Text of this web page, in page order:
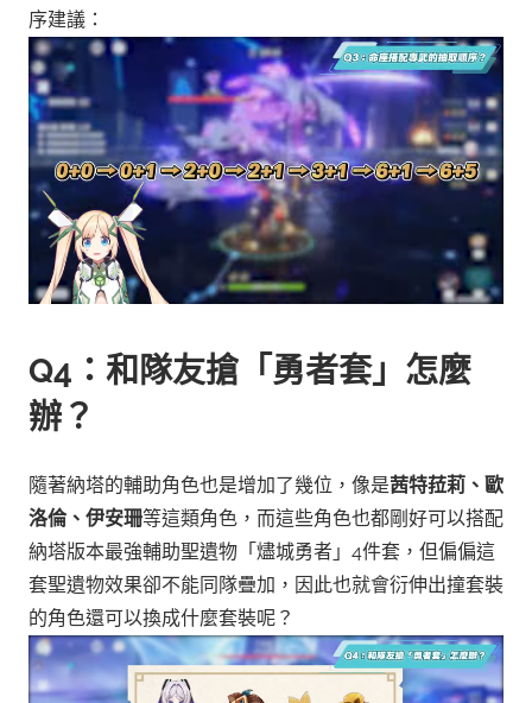
序建議：
Q4：和隊友搶「勇者套」怎麼
辦？
隨著納塔的輔助角色也是增加了幾位，像是茜特菈莉、歐
洛倫、伊安珊等這類角色，而這些角色也都剛好可以搭配
納塔版本最強輔助聖遺物「燼城勇者」4件套，但偏偏這
套聖遺物效果卻不能同隊疊加，因此也就會衍伸出撞套裝
的角色還可以換成什麼套裝呢？